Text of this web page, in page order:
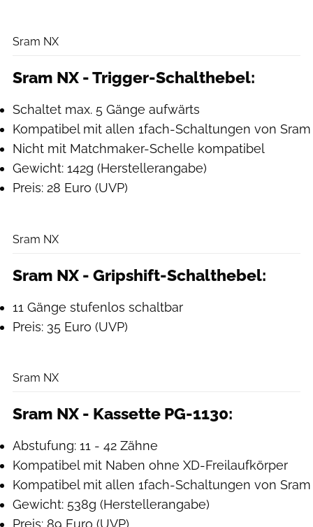
Sram NX
Sram NX - Trigger-Schalthebel:
Schaltet max. 5 Gänge aufwärts
Kompatibel mit allen 1fach-Schaltungen von Sram
Nicht mit Matchmaker-Schelle kompatibel
Gewicht: 142g (Herstellerangabe)
Preis: 28 Euro (UVP)
Sram NX
Sram NX - Gripshift-Schalthebel:
11 Gänge stufenlos schaltbar
Preis: 35 Euro (UVP)
Sram NX
Sram NX - Kassette PG-1130:
Abstufung: 11 - 42 Zähne
Kompatibel mit Naben ohne XD-Freilaufkörper
Kompatibel mit allen 1fach-Schaltungen von Sram
Gewicht: 538g (Herstellerangabe)
Preis: 89 Euro (UVP)